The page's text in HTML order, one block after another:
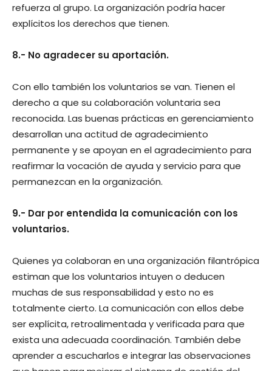
refuerza al grupo. La organización podría hacer
explícitos los derechos que tienen.
8.- No agradecer su aportación.
Con ello también los voluntarios se van. Tienen el
derecho a que su colaboración voluntaria sea
reconocida. Las buenas prácticas en gerenciamiento
desarrollan una actitud de agradecimiento
permanente y se apoyan en el agradecimiento para
reafirmar la vocación de ayuda y servicio para que
permanezcan en la organización.
9.- Dar por entendida la comunicación con los
voluntarios.
Quienes ya colaboran en una organización filantrópica
estiman que los voluntarios intuyen o deducen
muchas de sus responsabilidad y esto no es
totalmente cierto. La comunicación con ellos debe
ser explícita, retroalimentada y verificada para que
exista una adecuada coordinación. También debe
aprender a escucharlos e integrar las observaciones